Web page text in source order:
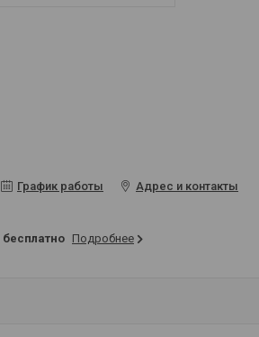
График работы Адрес и контакты
бесплатно Подробнее